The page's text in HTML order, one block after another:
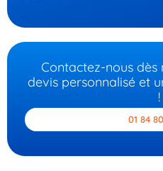
Contactez-nous
devis personnalisé et
!
01 84